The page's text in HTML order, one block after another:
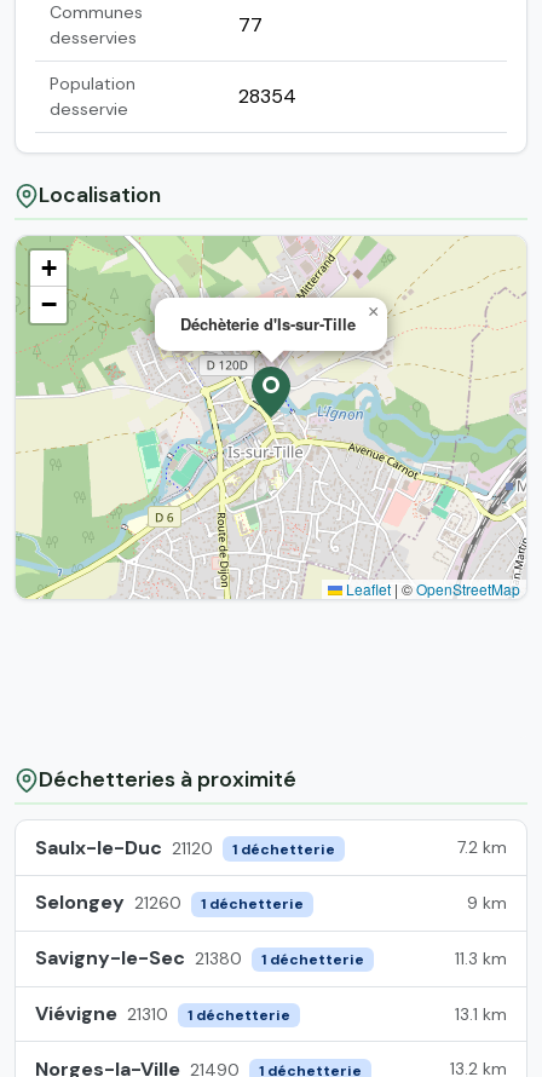
Communes
desservies
77
Population
desservie
28354
Localisation
Déchèterie d'Is-sur-Tille
×
+
−
Leaflet | ©OpenStreetMap
Déchetteries à proximité
Saulx-le-Duc 21120 1 déchetterie 7.2 km
Selongey 21260 1 déchetterie 9 km
Savigny-le-Sec 21380 1 déchetterie 11.3 km
Viévigne 21310 1 déchetterie 13.1 km
Norges-la-Ville 21490 1 déchetterie 13.2 km